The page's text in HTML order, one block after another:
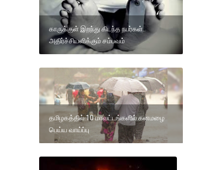
காருக்குள் இறந்து கிடந்த நபர்கள்..
அதிர்ச்சியளிக்கும் சம்பவம்
தமிழகத்தில் 10 மாவட்டங்களில் கனமழை
பெய்ய வாய்ப்பு